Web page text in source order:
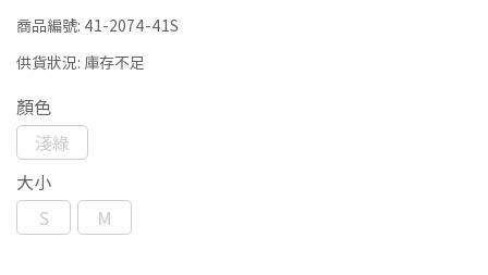
商品編號: 41-2074-41S
供貨狀況: 庫存不足
顏色
淺綠
大小
S
M